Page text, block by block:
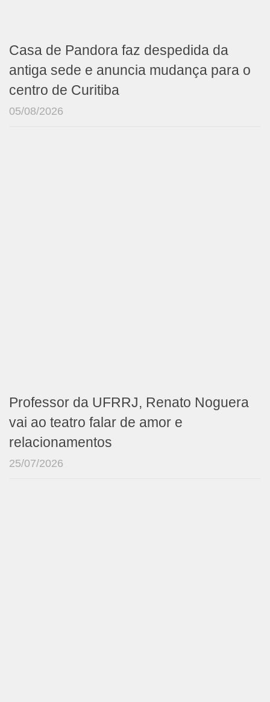
Casa de Pandora faz despedida da
antiga sede e anuncia mudança para o
centro de Curitiba
05/08/2026
Professor da UFRRJ, Renato Noguera
vai ao teatro falar de amor e
relacionamentos
25/07/2026